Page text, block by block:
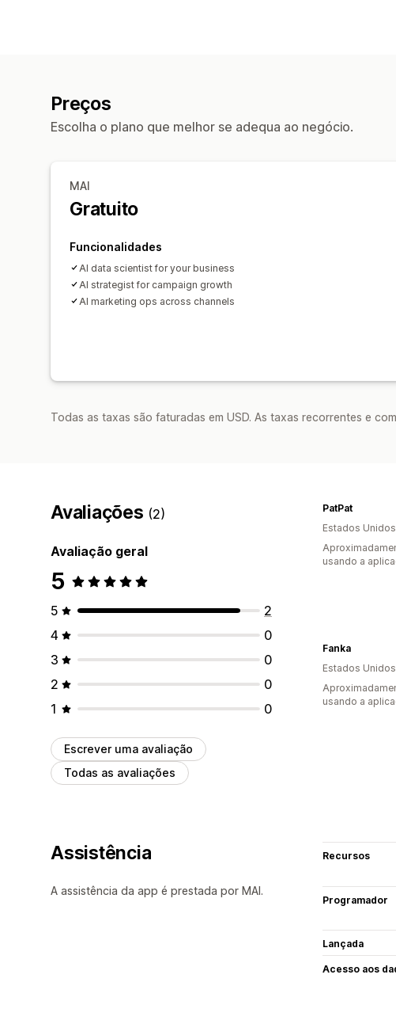
Preços
Escolha o plano que melhor se adequa ao negócio.
MAI
Gratuito
Funcionalidades
AI data scientist for your business
AI strategist for campaign growth
AI marketing ops across channels
Todas as taxas são faturadas em USD. As taxas recorrentes e
Avaliações (2)
Avaliação geral
5
5
2
4
0
3
0
2
0
1
0
Escrever uma avaliação
Todas as avaliações
PatPat
Estados Unidos
usando a
Fanka
Estados Unidos
usando a
Assistência
A assistência da app é prestada por MAI.
Recursos
Programador
Lançada
Acesso aos